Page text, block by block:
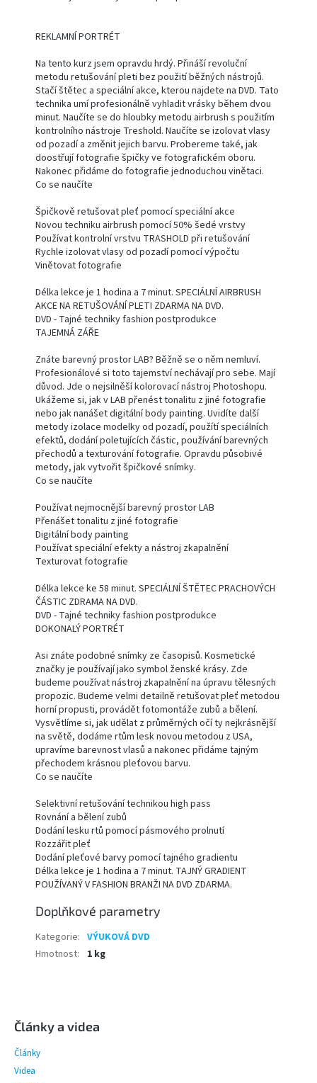
REKLAMNÍ PORTRÉT
Na tento kurz jsem opravdu hrdý. Přináší revoluční
metodu retušování pleti bez použití běžných nástrojů.
Stačí štětec a speciální akce, kterou najdete na DVD. Tato
technika umí profesionálně vyhladit vrásky během dvou
minut. Naučíte se do hloubky metodu airbrush s použitím
kontrolního nástroje Treshold. Naučíte se izolovat vlasy
od pozadí a změnit jejich barvu. Probereme také, jak
doostřují fotografie špičky ve fotografickém oboru.
Nakonec přidáme do fotografie jednoduchou vinětaci.
Co se naučíte
Špičkově retušovat pleť pomocí speciální akce
Novou techniku airbrush pomocí 50% šedé vrstvy
Používat kontrolní vrstvu TRASHOLD při retušování
Rychle izolovat vlasy od pozadí pomocí výpočtu
Vinětovat fotografie
Délka lekce je 1 hodina a 7 minut. SPECIÁLNÍ AIRBRUSH
AKCE NA RETUŠOVÁNÍ PLETI ZDARMA NA DVD.
DVD - Tajné techniky fashion postprodukce
TAJEMNÁ ZÁŘE
Znáte barevný prostor LAB? Běžně se o něm nemluví.
Profesionálové si toto tajemství nechávají pro sebe. Mají
důvod. Jde o nejsilněší kolorovací nástroj Photoshopu.
Ukážeme si, jak v LAB přenést tonalitu z jiné fotografie
nebo jak nanášet digitální body painting. Uvidíte další
metody izolace modelky od pozadí, použítí speciálních
efektů, dodání poletujících částic, používání barevných
přechodů a texturování fotografie. Opravdu působivé
metody, jak vytvořit špičkové snímky.
Co se naučíte
Používat nejmocnější barevný prostor LAB
Přenášet tonalitu z jiné fotografie
Digitální body painting
Používat speciální efekty a nástroj zkapalnění
Texturovat fotografie
Délka lekce ke 58 minut. SPECIÁLNÍ ŠTĚTEC PRACHOVÝCH
ČÁSTIC ZDRAMA NA DVD.
DVD - Tajné techniky fashion postprodukce
DOKONALÝ PORTRÉT
Asi znáte podobné snímky ze časopisů. Kosmetické
značky je používají jako symbol ženské krásy. Zde
budeme používat nástroj zkapalnění na úpravu tělesných
propozic. Budeme velmi detailně retušovat pleť metodou
horní propusti, provádět fotomontáže zubů a bělení.
Vysvětlíme si, jak udělat z průměrných očí ty nejkrásnější
na světě, dodáme rtům lesk novou metodou z USA,
upravíme barevnost vlasů a nakonec přidáme tajným
přechodem krásnou pleťovou barvu.
Co se naučíte
Selektivní retušování technikou high pass
Rovnání a bělení zubů
Dodání lesku rtů pomocí pásmového prolnutí
Rozzářit pleť
Dodání pleťové barvy pomocí tajného gradientu
Délka lekce je 1 hodina a 7 minut. TAJNÝ GRADIENT
POUŽÍVANÝ V FASHION BRANŽI NA DVD ZDARMA.
Doplňkové parametry
Kategorie: VÝUKOVÁ DVD
Hmotnost: 1 kg
Články a videa
Články
Videa